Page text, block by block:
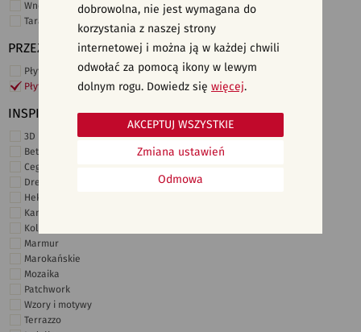
Wnętrza komercyjne
Taras i ogród
PRZEZNACZENIE
Płytki ścienne
Płytki podłogowe
INSPIRACJE
3D i struktury
Beton
Cegiełki
Drewno
Heksagonalne
Kamień
Kolor
Marmur
Marokańskie
Mozaika
Patchwork
Wzory i motywy
Terrazzo
dobrowolna, nie jest wymagana do
korzystania z naszej strony
internetowej i można ją w każdej chwili
odwołać za pomocą ikony w lewym
dolnym rogu. Dowiedz się więcej.
Odmowa
Zmiana ustawień
AKCEPTUJ WSZYSTKIE